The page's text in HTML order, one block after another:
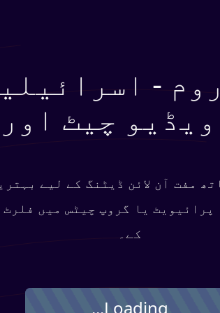
-
ویڈیو چیٹ
مفت آن لائن ڈیٹنگ کے لیے
پرائیویٹ یا گروپ چیٹس میں
کے۔
Loading...